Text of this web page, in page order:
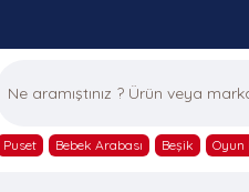
Puset Bebek Arabası Beşik Oyun